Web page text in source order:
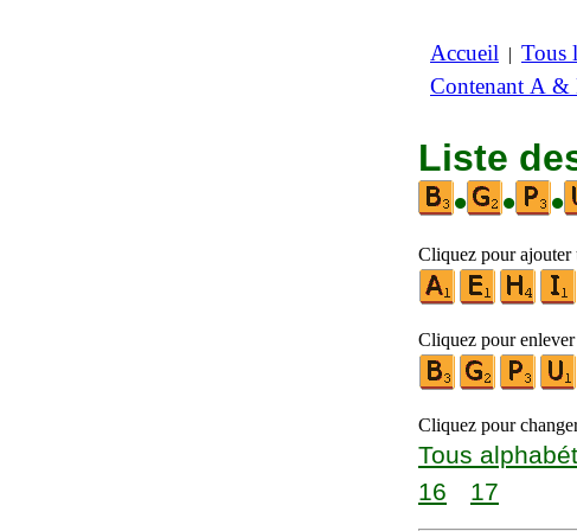
Accueil | Tous
Contenant A &
Liste
•
• •
Cliquez pour ajouter
Cliquez pour
Cliquez pour
Tous
16
17